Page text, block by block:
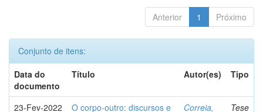
Anterior 1 Próximo
Conjunto de itens:
Data do
documento
Título Autor(es) Tipo
23-Fev-2022
O corpo-outro: discursos e
Correia,
Tese